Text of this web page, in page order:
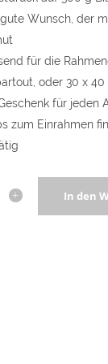
Wunsch, der
für die
oder 30 x
für jeden
zum Einrahmen
In den